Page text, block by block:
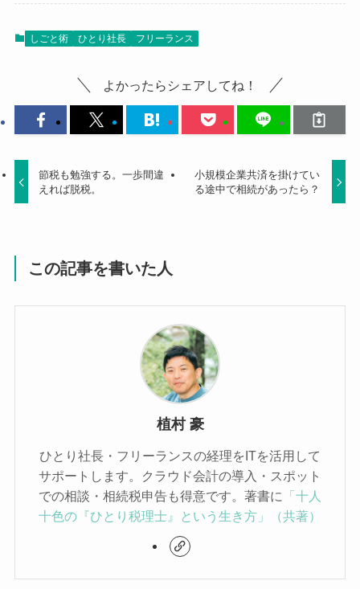
しごと術 ひとり社長 フリーランス
よかったらシェアしてね！
節税も勉強する。一歩間違
えれば脱税。
小規模企業共済を掛けてい
る途中で相続があったら？
この記事を書いた人
植村 豪
ひとり社長・フリーランスの経理をITを活用して
サポートします。クラウド会計の導入・スポット
での相談・相続税申告も得意です。著書に
「十人
十色の『ひとり税理士』という生き方」（共著）